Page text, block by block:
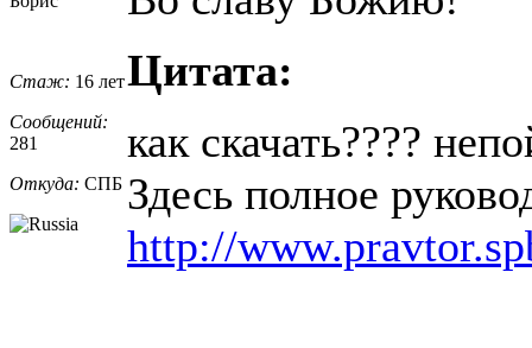
Стаж: 16 лет
Сообщений:
281
Откуда: СПБ
Цитата:
как скачать????
Здесь полное
http://